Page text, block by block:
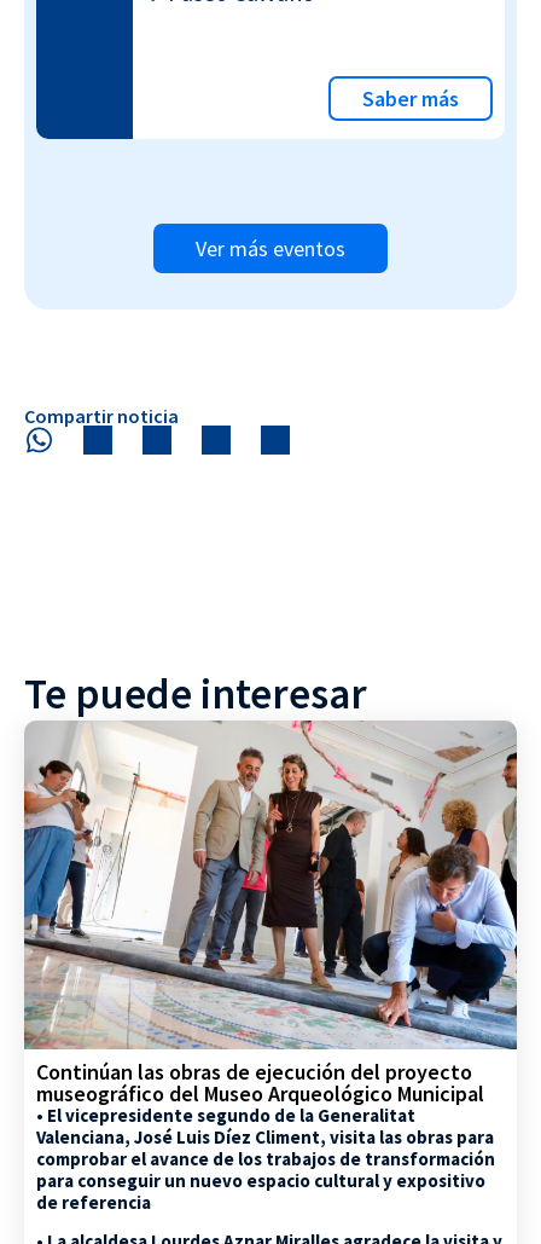
Saber más
Ver más eventos
Compartir noticia
Te puede interesar
Continúan las obras de ejecución del proyecto
museográfico del Museo Arqueológico Municipal
• El vicepresidente segundo de la Generalitat
Valenciana, José Luis Díez Climent, visita las obras para
comprobar el avance de los trabajos de transformación
para conseguir un nuevo espacio cultural y expositivo
de referencia